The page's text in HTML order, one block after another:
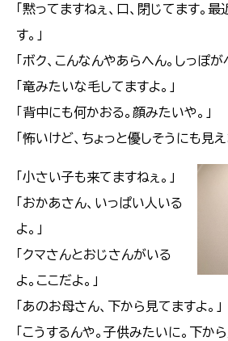
「黙ってますねぇ、口、閉じてます。
す。」
「ボク、こんなんやあらへん。しっぽが
「竜みたいな毛してますよ。」
「背中にも何かおる。顔みたいや。」
「怖いけど、ちょっと優しそうにも見え
「小さい子も来てますねぇ。」
「おかあさん、いっぱい人いる
よ。」
「クマさんとおじさんがいる
よ。ここだよ。」
「あのお母さん、下から見てますよ。」
「こうするんや。子供みたいに。下から